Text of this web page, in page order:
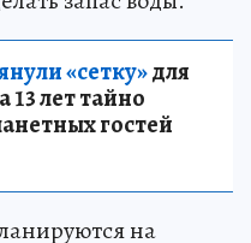
«сетку»для
лет тайно
гостей
на